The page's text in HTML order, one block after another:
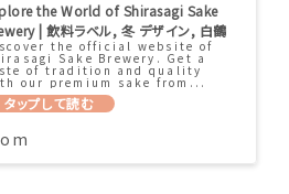
the World of Shirasagi Sake
| 飲料ラベル, 冬 デザイン, 白鶴
the official website of
Sake Brewery. Get a
of tradition and quality
our premium sake from...